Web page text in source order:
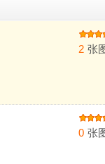
2 张
0 张